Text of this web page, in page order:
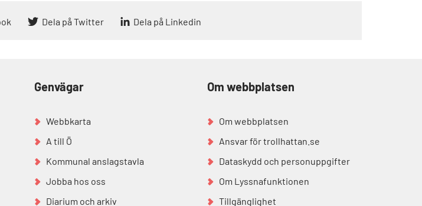
Dela på Twitter Dela på Linkedin
Genvägar
Webbkarta
A till Ö
Kommunal anslagstavla
Jobba hos oss
Diarium och arkiv
Om webbplatsen
Om webbplatsen
Ansvar för trollhattan.se
Dataskydd och personuppgifter
Om Lyssnafunktionen
Tillgänglighet